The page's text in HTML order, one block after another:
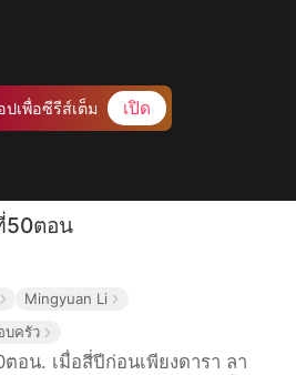
เพื่อซีรีส์เต็ม เปิด
50ตอน
Mingyuan Li
บครัว
อน. เมื่อสี่ปีก่อนเพียงดารา ลา